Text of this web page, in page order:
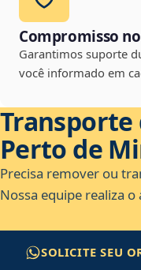
Compromisso
Garantimos suporte
você informado em
Transporte
Perto de
Precisa remover ou
Nossa equipe realiza
SOLICITE SEU